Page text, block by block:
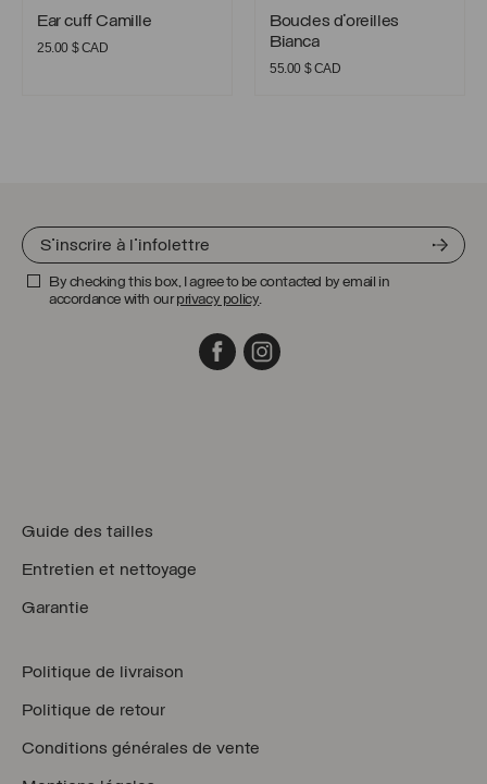
Ear cuff Camille
25.00 $ CAD
Boucles d’oreilles
Bianca
55.00 $ CAD
By checking this box, I agree to be contacted by email in
accordance with ourprivacy policy.
Facebook
Guide des tailles
Entretien et nettoyage
Garantie
Politique de livraison
Politique de retour
Conditions générales de vente